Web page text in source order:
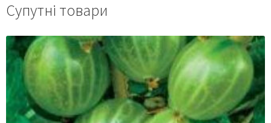
Супутні товари